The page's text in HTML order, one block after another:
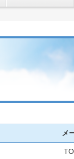
メ